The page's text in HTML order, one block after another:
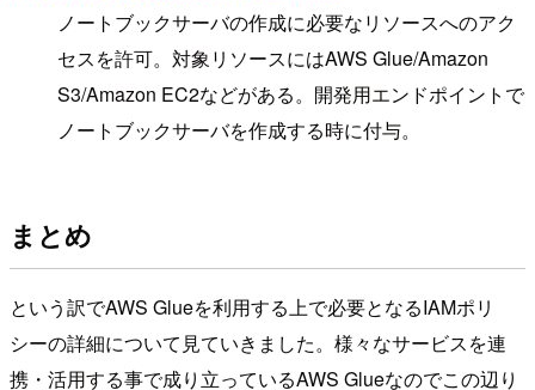
ノートブックサーバの作成に必要なリソースへのアク
セスを許可。対象リソースにはAWS Glue/Amazon
S3/Amazon EC2などがある。開発用エンドポイントで
ノートブックサーバを作成する時に付与。
まとめ
という訳でAWS Glueを利用する上で必要となるIAMポリ
シーの詳細について見ていきました。様々なサービスを連
携・活用する事で成り立っているAWS Glueなのでこの辺り